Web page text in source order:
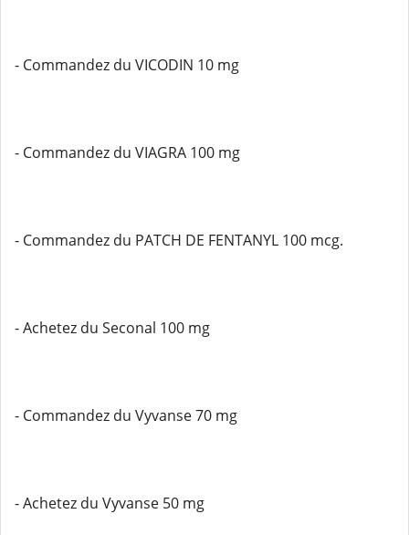
- Commandez du VICODIN 10 mg
- Commandez du VIAGRA 100 mg
- Commandez du PATCH DE FENTANYL 100 mcg.
- Achetez du Seconal 100 mg
- Commandez du Vyvanse 70 mg
- Achetez du Vyvanse 50 mg